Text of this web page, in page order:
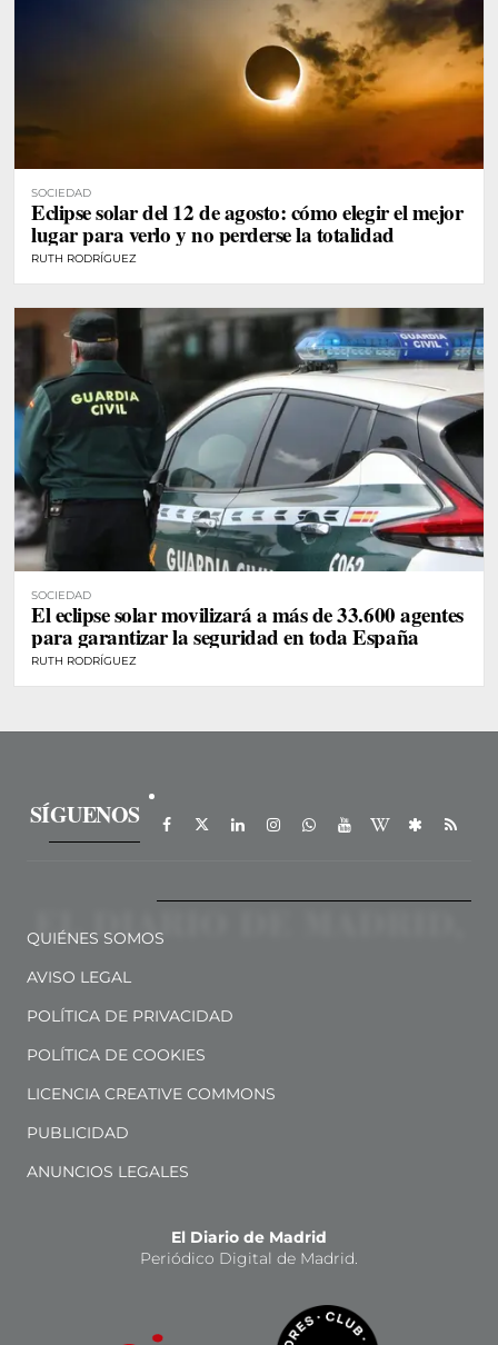
SOCIEDAD
Eclipse solar del 12 de agosto: cómo elegir el mejor
lugar para verlo y no perderse la totalidad
RUTH RODRÍGUEZ
SOCIEDAD
El eclipse solar movilizará a más de 33.600 agentes
para garantizar la seguridad en toda España
RUTH RODRÍGUEZ
SÍGUENOS
QUIÉNES SOMOS
AVISO LEGAL
POLÍTICA DE PRIVACIDAD
POLÍTICA DE COOKIES
LICENCIA CREATIVE COMMONS
PUBLICIDAD
ANUNCIOS LEGALES
El Diario de Madrid
Periódico Digital de Madrid.